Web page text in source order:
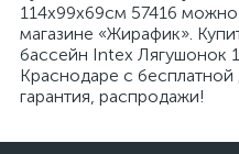
114х99х69см 57416
магазине «Жирафик».
бассейн Intex Лягушонок
Краснодаре с
гарантия, распродажи!